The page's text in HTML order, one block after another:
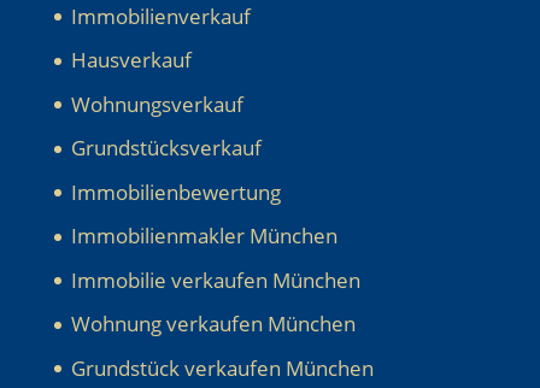
Immobilienverkauf
Hausverkauf
Wohnungsverkauf
Grundstücksverkauf
Immobilienbewertung
Immobilienmakler München
Immobilie verkaufen München
Wohnung verkaufen München
Grundstück verkaufen München